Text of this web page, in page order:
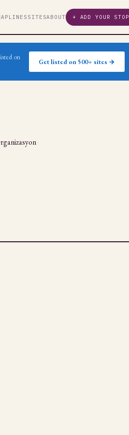
LINES SITESABOUT + ADD YOUR STOP
on
Get listed on 500+ sites →